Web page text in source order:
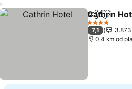
Deli Dodati
Cathrin
4 Zvezdice
7,1
3.873
0.4 km od